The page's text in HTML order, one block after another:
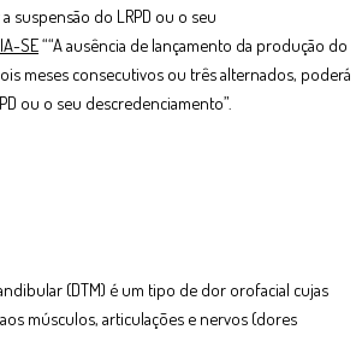
suspensão do LRPD ou o seu
SE““A ausência de lançamento da produção do
meses consecutivos ou três alternados, poderá
ou o seu descredenciamento”.
(DTM) é um tipo de dor orofacial cujas
músculos, articulações e nervos (dores